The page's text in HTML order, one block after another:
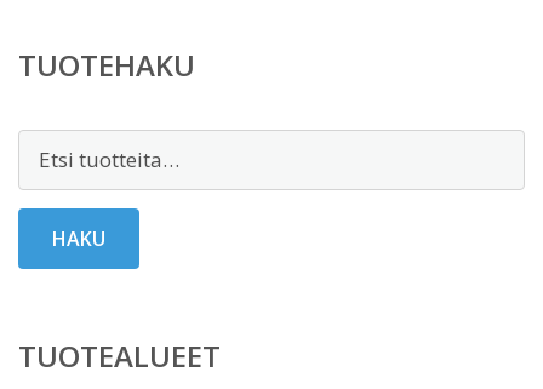
TUOTEHAKU
Etsi:
HAKU
TUOTEALUEET